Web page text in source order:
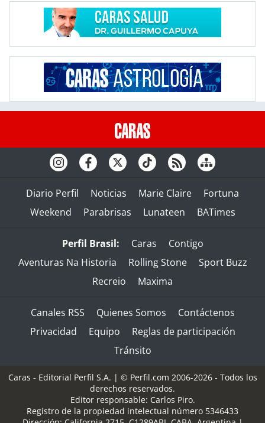
Diario Perfil Noticias Marie Claire
Fortuna
Weekend
Parabrisas Lunateen BATimes
Perfil Brasil: Caras
Contigo
Aventuras Na Historia
Rolling Stone
Sport Buzz
Recreio
Maxima
Canales RSS Quienes Somos
Contáctenos
Privacidad
Equipo
Reglas de participación
Tránsito
Caras - Editorial Perfil S.A. | © Perfil.com 2006-2026 - Todos los
derechos reservados.
Editor responsable: Carlos Piro.
Registro de la propiedad intelectual número 5346433